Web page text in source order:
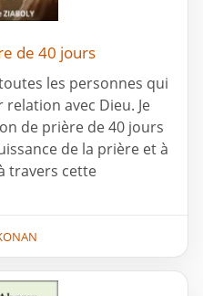
de 40 jours
les personnes qui
avec Dieu. Je
de prière de 40 jours
de la prière et à
travers cette